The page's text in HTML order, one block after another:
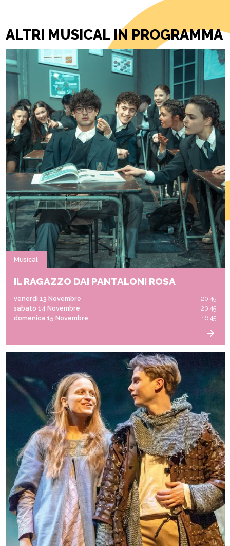
ALTRI MUSICAL IN PROGRAMMA
Musical
IL RAGAZZO DAI PANTALONI ROSA
venerdì 13 Novembre
20:45
sabato 14 Novembre
20:45
domenica 15 Novembre
16:45